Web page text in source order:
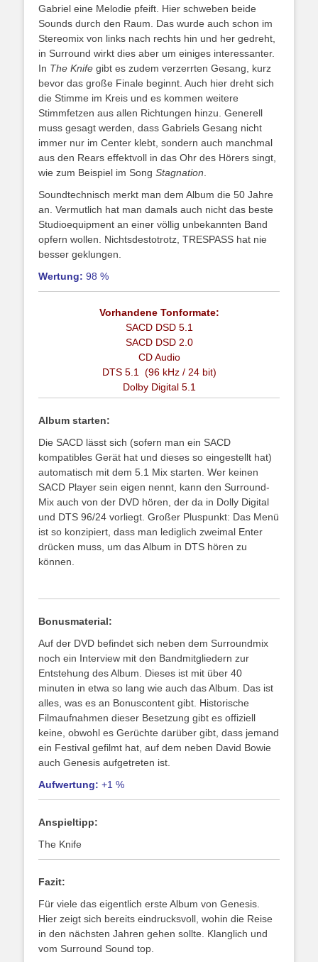
Gabriel eine Melodie pfeift. Hier schweben beide
Sounds durch den Raum. Das wurde auch schon im
Stereomix von links nach rechts hin und her gedreht,
in Surround wirkt dies aber um einiges interessanter.
In The Knife gibt es zudem verzerrten Gesang, kurz
bevor das große Finale beginnt. Auch hier dreht sich
die Stimme im Kreis und es kommen weitere
Stimmfetzen aus allen Richtungen hinzu. Generell
muss gesagt werden, dass Gabriels Gesang nicht
immer nur im Center klebt, sondern auch manchmal
aus den Rears effektvoll in das Ohr des Hörers singt,
wie zum Beispiel im Song Stagnation
Soundtechnisch merkt man dem Album die 50 Jahre
an. Vermutlich hat man damals auch nicht das beste
Studioequipment an einer völlig unbekannten Band
opfern wollen. Nichtsdestotrotz, TRESPASS hat nie
besser geklungen.
Wertung: 98 %
Vorhandene Tonformate:
SACD DSD 5.1
SACD DSD 2.0
CD Audio
DTS 5.1 (96 kHz / 24 bit)
Dolby Digital 5.1
Album starten:
Die SACD lässt sich (sofern man ein SACD
kompatibles Gerät hat und dieses so eingestellt hat)
automatisch mit dem 5.1 Mix starten. Wer keinen
SACD Player sein eigen nennt, kann den Surround-
Mix auch von der DVD hören, der da in Dolly Digital
und DTS 96/24 vorliegt. Großer Pluspunkt: Das Menü
ist so konzipiert, dass man lediglich zweimal Enter
drücken muss, um das Album in DTS hören zu
können.
Bonusmaterial:
Auf der DVD befindet sich neben dem Surroundmix
noch ein Interview mit den Bandmitgliedern zur
Entstehung des Album. Dieses ist mit über 40
minuten in etwa so lang wie auch das Album. Das ist
alles, was es an Bonuscontent gibt. Historische
Filmaufnahmen dieser Besetzung gibt es offiziell
keine, obwohl es Gerüchte darüber gibt, dass jemand
ein Festival gefilmt hat, auf dem neben David Bowie
auch Genesis aufgetreten ist.
Aufwertung: +1 %
Anspieltipp:
The Knife
Fazit:
Für viele das eigentlich erste Album von Genesis.
Hier zeigt sich bereits eindrucksvoll, wohin die Reise
in den nächsten Jahren gehen sollte. Klanglich und
vom Surround Sound top.